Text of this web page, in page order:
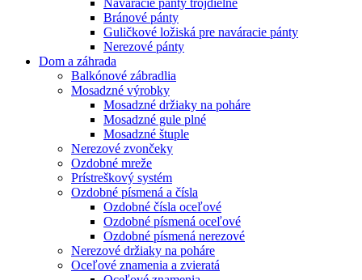
Bránové pánty
Guličkové ložiská pre naváracie pánty
Nerezové pánty
Dom a záhrada
Balkónové zábradlia
Mosadzné výrobky
Mosadzné držiaky na poháre
Mosadzné gule plné
Mosadzné štuple
Nerezové zvončeky
Ozdobné mreže
Prístreškový systém
Ozdobné písmená a čísla
Ozdobné čísla oceľové
Ozdobné písmená oceľové
Ozdobné písmená nerezové
Nerezové držiaky na poháre
Oceľové znamenia a zvieratá